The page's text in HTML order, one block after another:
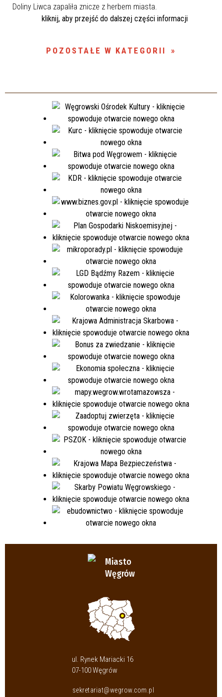
Doliny Liwca zapaliła znicze z herbem miasta.
kliknij, aby przejść do dalszej części informacji
POZOSTAŁE W KATEGORII
Miasto
Węgrów
ul. Rynek Mariacki 16
07-100 Węgrów
sekretariat@wegrow.com.pl